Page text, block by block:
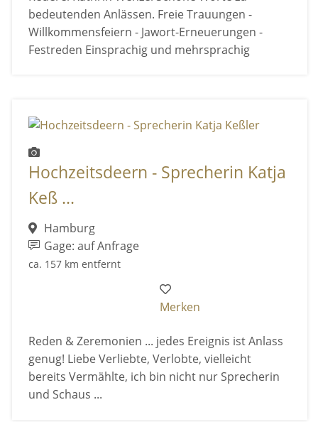
bedeutenden Anlässen. Freie Trauungen -
Willkommensfeiern - Jawort-Erneuerungen -
Festreden Einsprachig und mehrsprachig
Hochzeitsdeern - Sprecherin Katja
Keß ...
Hamburg
Gage: auf Anfrage
ca. 157 km entfernt
Merken
Reden & Zeremonien ... jedes Ereignis ist Anlass
genug! Liebe Verliebte, Verlobte, vielleicht
bereits Vermählte, ich bin nicht nur Sprecherin
und Schaus ...